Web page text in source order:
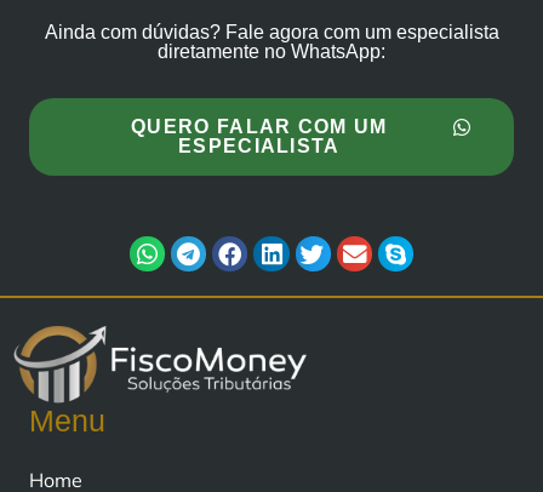
Ainda com dúvidas? Fale agora com um especialista
diretamente no WhatsApp:
QUERO FALAR COM UM
ESPECIALISTA
Menu
Home